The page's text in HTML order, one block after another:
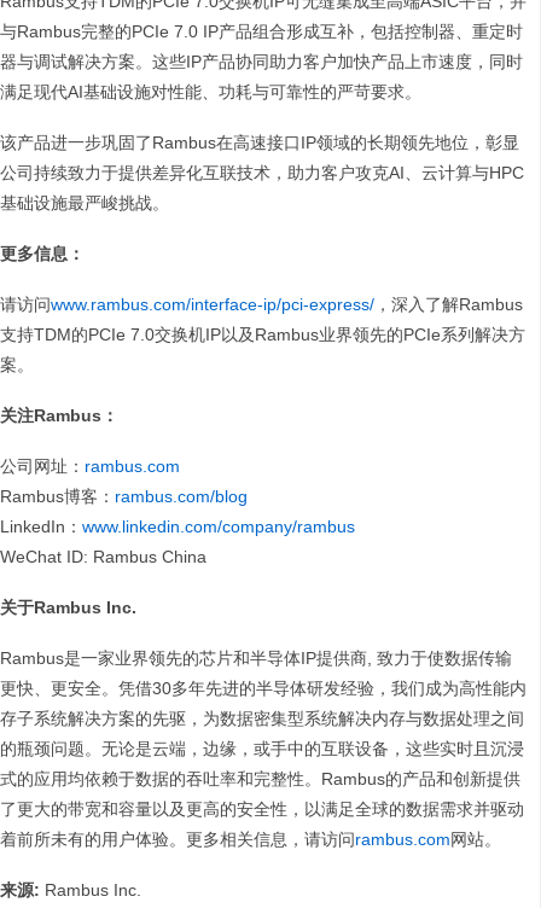
与Rambus完整的PCIe 7.0 IP产品组合形成互补，包括控制器、重定时
器与调试解决方案。这些IP产品协同助力客户加快产品上市速度，同时
满足现代AI基础设施对性能、功耗与可靠性的严苛要求。
该产品进一步巩固了Rambus在高速接口IP领域的长期领先地位，彰显
公司持续致力于提供差异化互联技术，助力客户攻克AI、云计算与HPC
基础设施最严峻挑战。
更多信息：
请访问www.rambus.com/interface-ip/pci-express/ ，深入了解Rambus
支持TDM的PCIe 7.0交换机IP以及Rambus业界领先的PCIe系列解决方
案。
关注Rambus：
公司网址： rambus.com
Rambus博客： rambus.com/blog
LinkedIn： www.linkedin.com/company/rambus
WeChat ID: Rambus China
关于Rambus Inc.
Rambus是一家业界领先的芯片和半导体IP提供商, 致力于使数据传输
更快、更安全。凭借30多年先进的半导体研发经验，我们成为高性能内
存子系统解决方案的先驱，为数据密集型系统解决内存与数据处理之间
的瓶颈问题。无论是云端，边缘，或手中的互联设备，这些实时且沉浸
式的应用均依赖于数据的吞吐率和完整性。Rambus的产品和创新提供
了更大的带宽和容量以及更高的安全性，以满足全球的数据需求并驱动
着前所未有的用户体验。更多相关信息，请访问rambus.com网站。
来源: Rambus Inc.